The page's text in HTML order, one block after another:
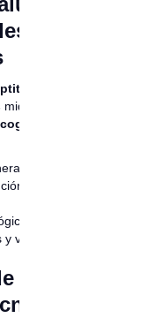
miden
verbales
las